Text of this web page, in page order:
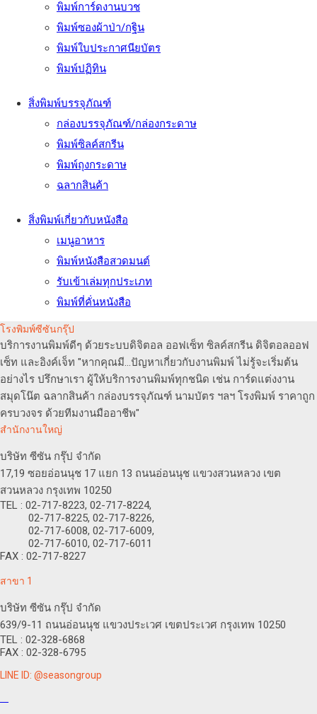
พิมพ์การ์ดงานบวช
พิมพ์ซองผ้าป่า/กฐิน
พิมพ์ใบประกาศนียบัตร
พิมพ์ปฏิทิน
สิ่งพิมพ์บรรจุภัณฑ์
กล่องบรรจุภัณฑ์/กล่องกระดาษ
พิมพ์ซิลค์สกรีน
พิมพ์ถุงกระดาษ
ฉลากสินค้า
สิ่งพิมพ์เกี่ยวกับหนังสือ
เมนูอาหาร
พิมพ์หนังสือสวดมนต์
รับเข้าเล่มทุกประเภท
พิมพ์ที่คั่นหนังสือ
โรงพิมพ์ซีซันกรุ๊ป
บริการงานพิมพ์ดีๆ ด้วยระบบดิจิตอล ออฟเซ็ท ซิลค์สกรีน ดิจิตอลออฟ
เซ็ท และอิงค์เจ็ท "หากคุณมี...ปัญหาเกี่ยวกับงานพิมพ์ ไม่รู้จะเริ่มต้น
อย่างไร ปรึกษาเรา ผู้ให้บริการงานพิมพ์ทุกชนิด เช่น การ์ดแต่งงาน
สมุดโน๊ต ฉลากสินค้า กล่องบรรจุภัณฑ์ นามบัตร ฯลฯ โรงพิมพ์ ราคาถูก
ครบวงจร ด้วยทีมงานมืออาชีพ"
สำนักงานใหญ่
บริษัท ซีซัน กรุ๊ป จำกัด
17,19 ซอยอ่อนนุช 17 แยก 13 ถนนอ่อนนุช แขวงสวนหลวง เขต
สวนหลวง กรุงเทพ 10250
TEL : 02-717-8223, 02-717-8224,
02-717-8225, 02-717-8226,
02-717-6008, 02-717-6009,
02-717-6010, 02-717-6011
FAX : 02-717-8227
สาขา 1
บริษัท ซีซัน กรุ๊ป จำกัด
639/9-11 ถนนอ่อนนุช แขวงประเวศ เขตประเวศ กรุงเทพ 10250
TEL : 02-328-6868
FAX : 02-328-6795
LINE ID: @seasongroup